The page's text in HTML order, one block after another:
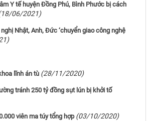
Y tế huyện Đồng Phú, Bình Phước bị cách
06/2021)
Nhật, Anh, Đức ‘chuyển giao công nghệ
lĩnh án tù (28/11/2020)
tránh 250 tỷ đồng sụt lún bị khởi tố
viên ma túy tổng hợp (03/10/2020)